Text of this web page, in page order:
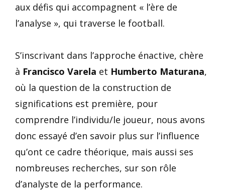
aux défis qui accompagnent « l’ère de
l’analyse », qui traverse le football.
S’inscrivant dans l’approche énactive, chère
à Francisco Varela et Humberto Maturana,
où la question de la construction de
significations est première, pour
comprendre l’individu/le joueur, nous avons
donc essayé d’en savoir plus sur l’influence
qu’ont ce cadre théorique, mais aussi ses
nombreuses recherches, sur son rôle
d’analyste de la performance.